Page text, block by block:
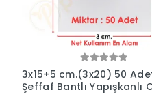
3x15+5 cm.(3x20) 50
Şeffaf Bantlı Yapışkanlı